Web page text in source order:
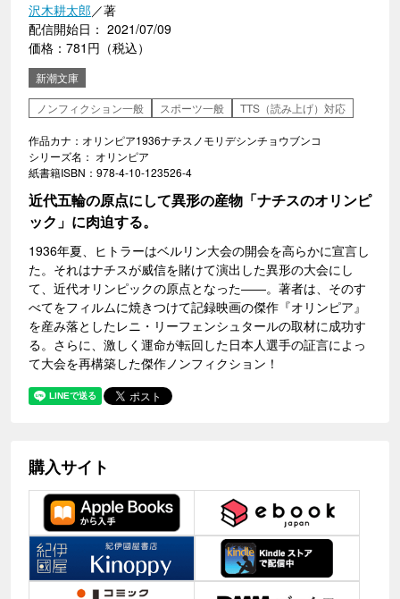
沢木耕太郎／著
配信開始日： 2021/07/09
価格：781円（税込）
新潮文庫
ノンフィクション一般
スポーツ一般 TTS（読み上げ）対応
作品カナ：オリンピア1936ナチスノモリデシンチョウブンコ
シリーズ名： オリンピア
紙書籍ISBN：978-4-10-123526-4
近代五輪の原点にして異形の産物「ナチスのオリンピ
ック」に肉迫する。
1936年夏、ヒトラーはベルリン大会の開会を高らかに宣言し
た。それはナチスが威信を賭けて演出した異形の大会にし
て、近代オリンピックの原点となった――。著者は、そのす
べてをフィルムに焼きつけて記録映画の傑作『オリンピア』
を産み落としたレニ・リーフェンシュタールの取材に成功す
る。さらに、激しく運命が転回した日本人選手の証言によっ
て大会を再構築した傑作ノンフィクション！
購入サイト